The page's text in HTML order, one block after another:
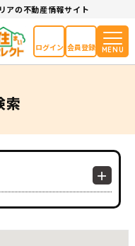
アの不動産情報サイト
ログイン 会員登録 MENU
索